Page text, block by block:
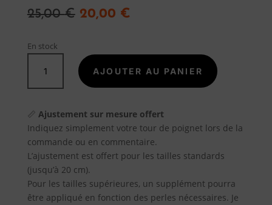
propos
Blog
Contact
25,00€ Le
était :
25,00 €.
20,00 €Le
est :
20,00 €.
En stock
PENDENTIF
PIERRE
NATURELLE
VÉRITABLE
AJOUTER AU PANIER
📏 Ajustement sur mesure offert
Indiquez simplement votre tour de poignet lors de la
commande ou en commentaire.
L’ajustement est offert pour les tailles standards
(jusqu’à 20 cm).
Pour les tailles supérieures, un supplément pourra
être appliqué en fonction des perles nécessaires. Je